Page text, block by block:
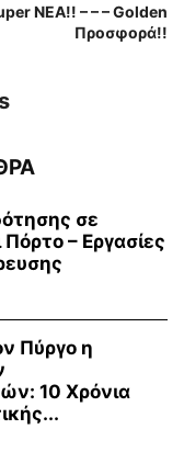
ΝΕΑ!! – – – Golden
Προσφορά!!
σε
– Εργασίες
Πύργο η
10 Χρόνια